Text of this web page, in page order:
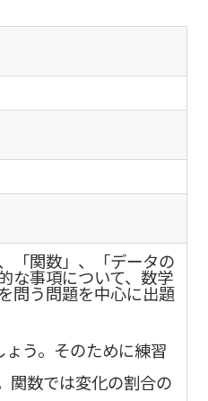
「関数」、「データの
な事項について、数学
問う問題を中心に出題
う。そのために練習
関数では変化の割合の